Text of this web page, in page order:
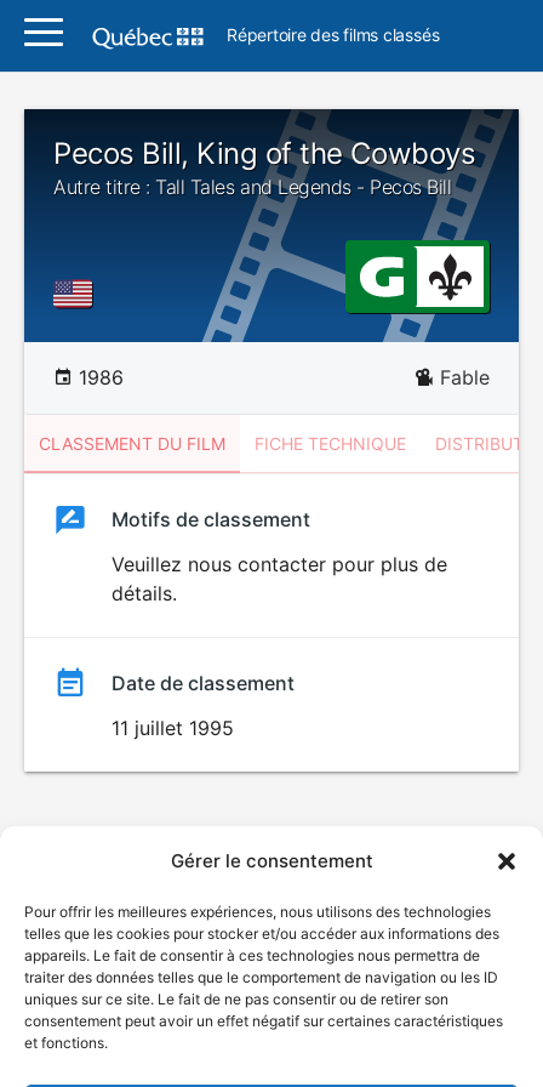
Gérer le consentement
Pour offrir les meilleures expériences, nous utilisons des technologies
telles que les cookies pour stocker et/ou accéder aux informations des
appareils. Le fait de consentir à ces technologies nous permettra de
traiter des données telles que le comportement de navigation ou les ID
uniques sur ce site. Le fait de ne pas consentir ou de retirer son
consentement peut avoir un effet négatif sur certaines caractéristiques
et fonctions.
Répertoire des films classés
Pecos Bill, King of the Cowboys
Autre titre : Tall Tales and Legends - Pecos Bill
1986 Fable
CLASSEMENT DU FILM FICHE TECHNIQUE
ClassementClassement
Motifs de classement
Veuillez nous contacter pour plus de
détails.
Date de classement
11 juillet 1995